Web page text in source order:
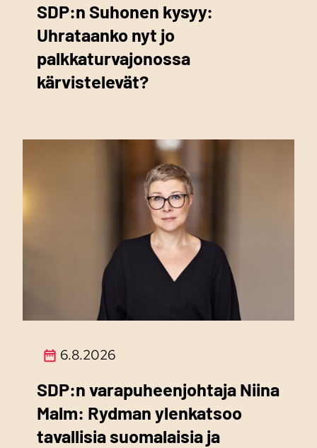
SDP:n Suhonen kysyy:
Uhrataanko nyt jo
palkkaturvajonossa
kärvistelevät?
6.8.2026
SDP:n varapuheenjohtaja Niina
Malm: Rydman ylenkatsoo
tavallisia suomalaisia ja